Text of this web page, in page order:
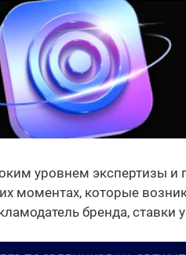
уровнем экспертизы и
моментах, которые
бренда, ставки